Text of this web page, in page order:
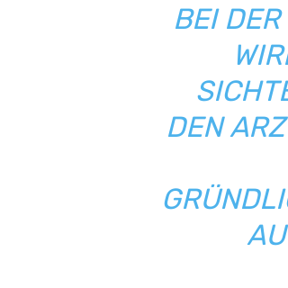
BEI
DEN